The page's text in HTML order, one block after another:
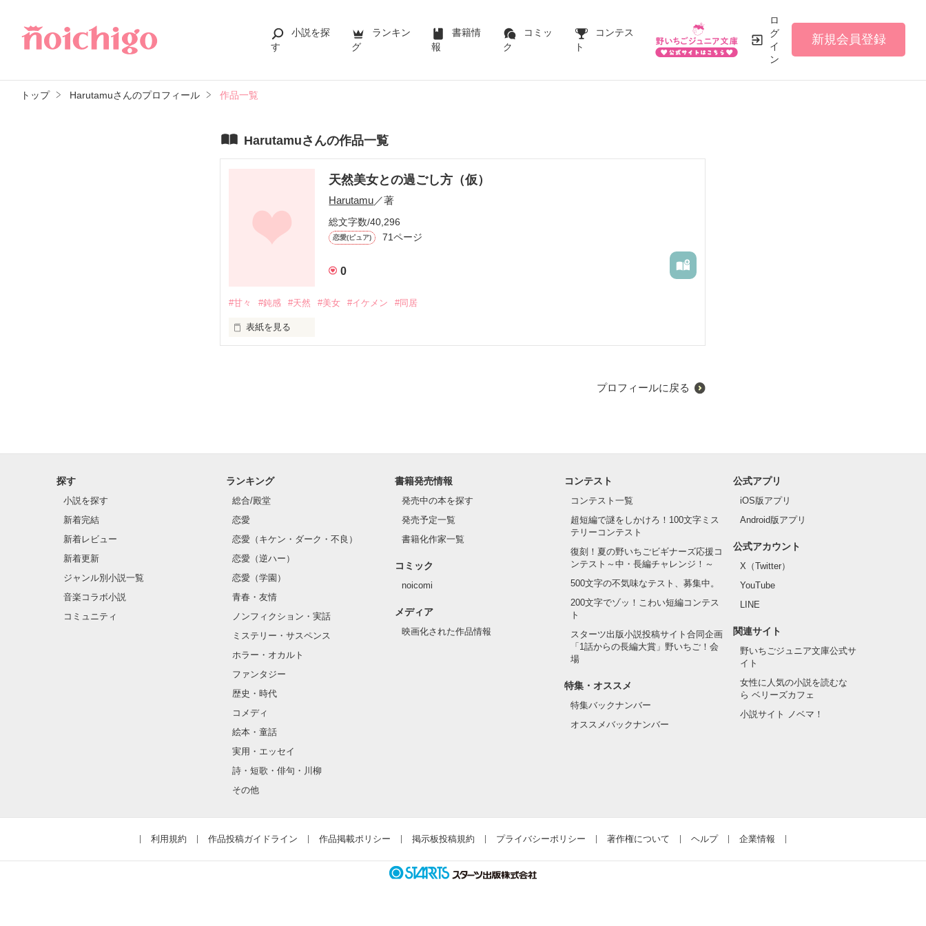
小説を探
す
ランキン
グ
書籍情
報
コミッ
ク
コンテス
ト
ロ
グ
イ
ン
新規会員登録
トップ Harutamuさんのプロフィール 作品一覧
Harutamuさんの作品一覧
天然美女との過ごし方（仮）
Harutamu／著
総文字数/40,296
恋愛(ピュア) 71ページ
0
#甘々 #鈍感 #天然 #美女 #イケメン #同居
表紙を見る
✼••┈┈┈┈••✼••┈┈┈┈••✼
『お前は俺だけ見てればいーの』
『……今の忘れて』
ゆるく更新中です
プロフィールに戻る
探す
小説を探す
新着完結
新着レビュー
新着更新
ジャンル別小説一覧
音楽コラボ小説
コミュニティ
ランキング
総合/殿堂
恋愛
恋愛（キケン・ダーク・不良）
恋愛（逆ハー）
恋愛（学園）
青春・友情
ノンフィクション・実話
ミステリー・サスペンス
ホラー・オカルト
ファンタジー
歴史・時代
コメディ
絵本・童話
実用・エッセイ
詩・短歌・俳句・川柳
その他
書籍発売情報
発売中の本を探す
発売予定一覧
書籍化作家一覧
コミック
noicomi
メディア
映画化された作品情報
コンテスト
コンテスト一覧
超短編で謎をしかけろ！100文字ミス
テリーコンテスト
復刻！夏の野いちごビギナーズ応援コ
ンテスト～中・長編チャレンジ！～
500文字の不気味なテスト、募集中。
200文字でゾッ！こわい短編コンテス
ト
スターツ出版小説投稿サイト合同企画
「1話からの長編大賞」野いちご！会
場
特集・オススメ
特集バックナンバー
オススメバックナンバー
公式アプリ
iOS版アプリ
Android版アプリ
公式アカウント
X（Twitter）
YouTube
LINE
関連サイト
野いちごジュニア文庫公式サ
イト
女性に人気の小説を読むな
ら ベリーズカフェ
小説サイト ノベマ！
利用規約 作品投稿ガイドライン 作品掲載ポリシー 掲示板投稿規約 プライバシーポリシー 著作権について ヘルプ 企業情報